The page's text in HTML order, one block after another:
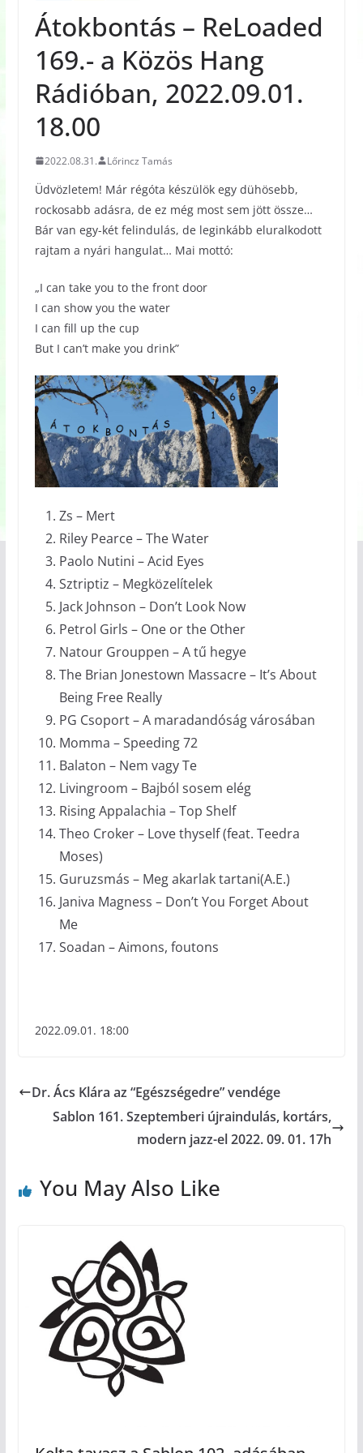
Átokbontás – ReLoaded
169.- a Közös Hang
Rádióban, 2022.09.01.
18.00
2022.08.31. Lőrincz Tamás
Üdvözletem! Már régóta készülök egy dühösebb,
rockosabb adásra, de ez még most sem jött össze…
Bár van egy-két felindulás, de leginkább eluralkodott
rajtam a nyári hangulat… Mai mottó:
„I can take you to the front door
I can show you the water
I can fill up the cup
But I can’t make you drink”
Zs – Mert
Riley Pearce – The Water
Paolo Nutini – Acid Eyes
Sztriptiz – Megközelítelek
Jack Johnson – Don’t Look Now
Petrol Girls – One or the Other
Natour Grouppen – A tű hegye
The Brian Jonestown Massacre – It’s About
Being Free Really
PG Csoport – A maradandóság városában
Momma – Speeding 72
Balaton – Nem vagy Te
Livingroom – Bajból sosem elég
Rising Appalachia – Top Shelf
Theo Croker – Love thyself (feat. Teedra
Moses)
Guruzsmás – Meg akarlak tartani(A.E.)
Janiva Magness – Don’t You Forget About
Me
Soadan – Aimons, foutons
2022.09.01. 18:00
Dr. Ács Klára az “Egészségedre” vendége
Sablon 161. Szeptemberi újraindulás, kortárs,
modern jazz-el 2022. 09. 01. 17h
You May Also Like